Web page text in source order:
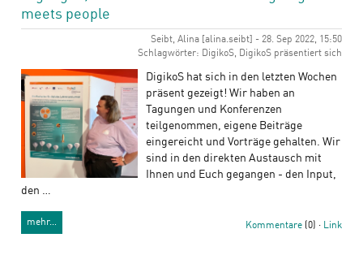
meets people
Seibt, Alina [alina.seibt] - 28. Sep 2022, 15:50
Schlagwörter: DigikoS, DigikoS präsentiert sich
DigikoS hat sich in den letzten Wochen
präsent gezeigt! Wir haben an
Tagungen und Konferenzen
teilgenommen, eigene Beiträge
eingereicht und Vorträge gehalten. Wir
sind in den direkten Austausch mit
Ihnen und Euch gegangen - den Input,
den …
mehr… Kommentare (0) · Link